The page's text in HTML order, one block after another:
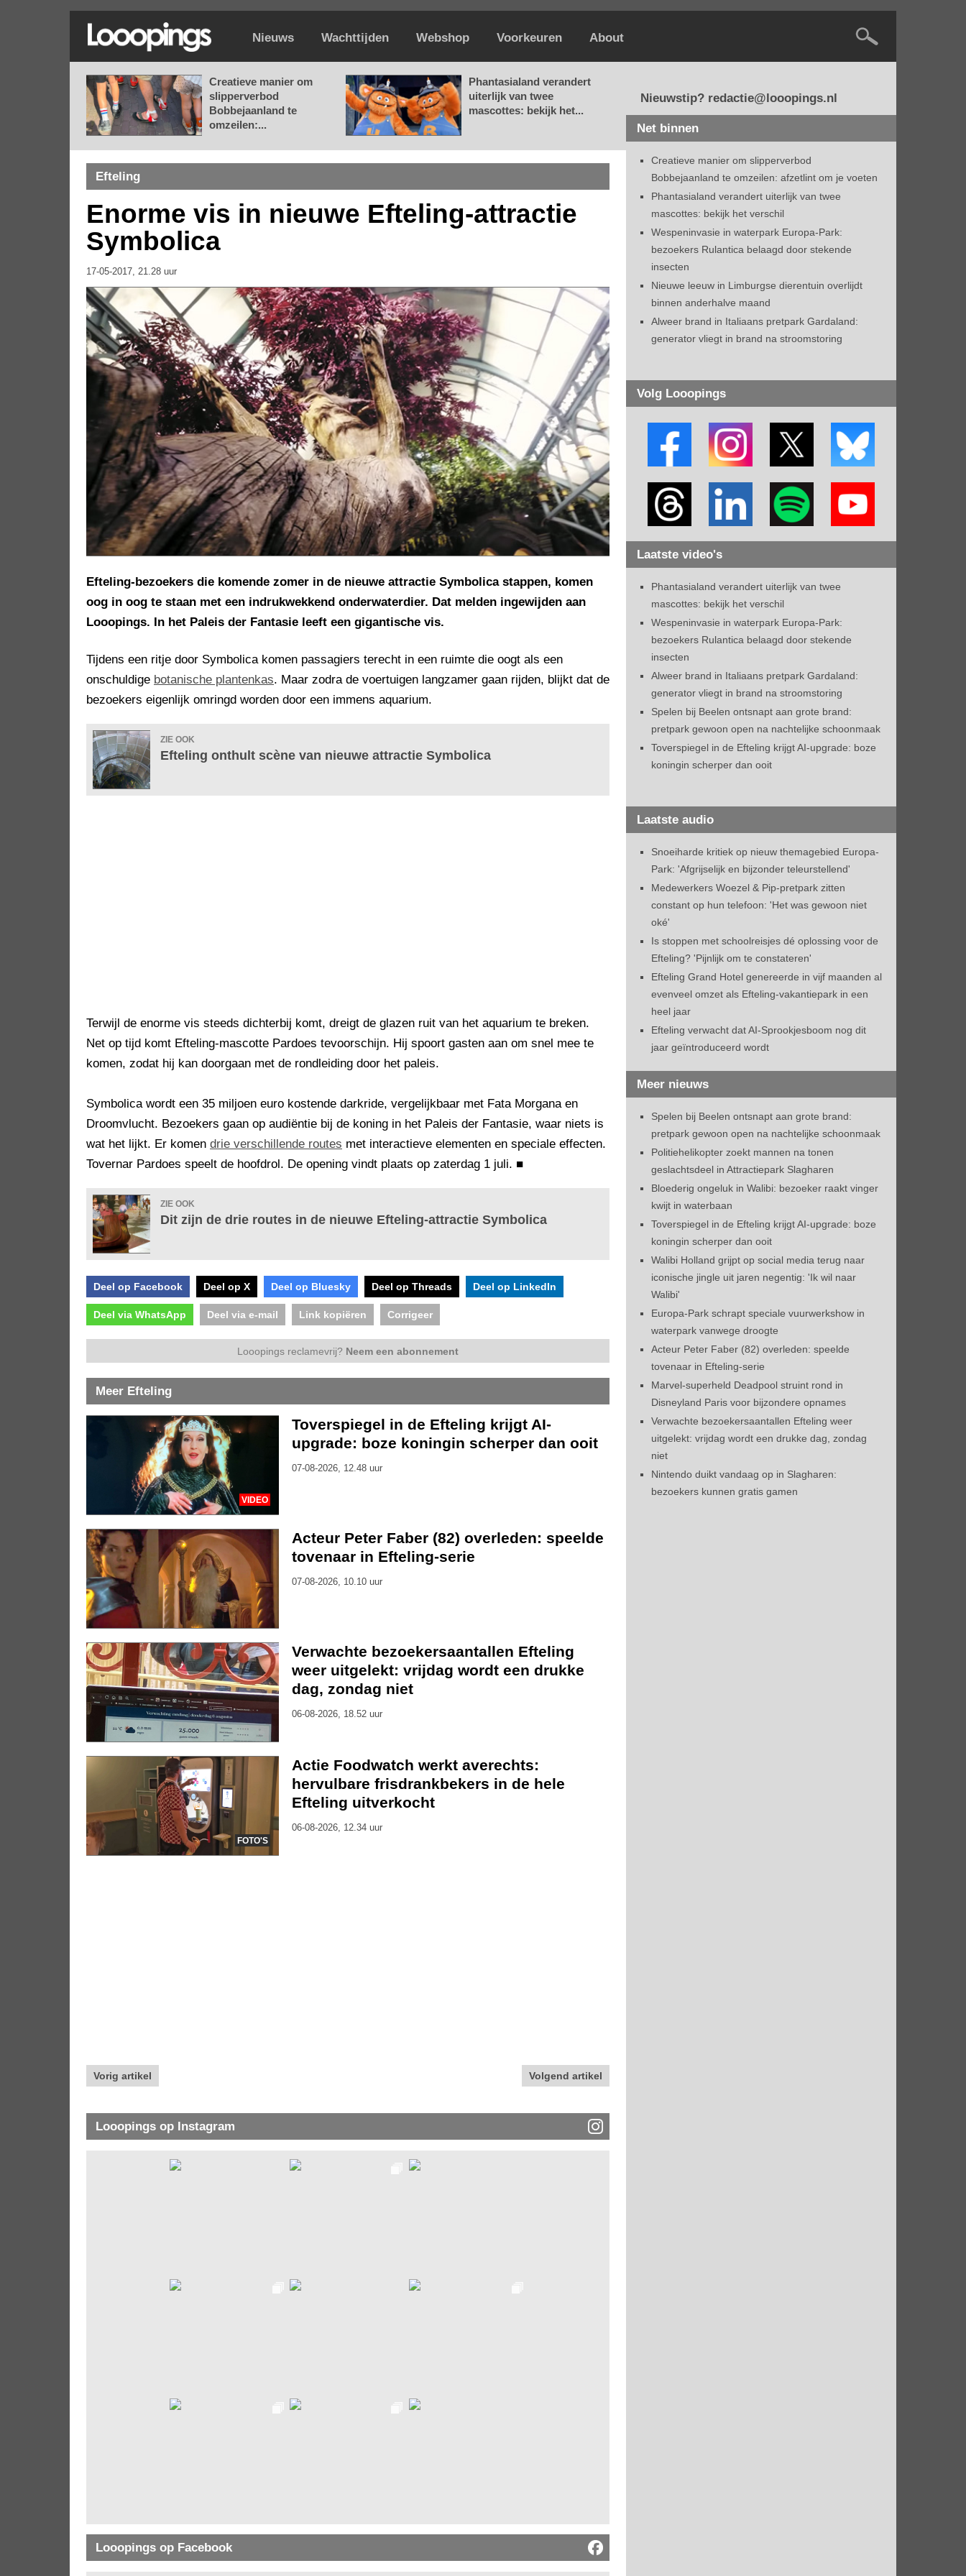
Nieuws Wachttijden Webshop Voorkeuren About
Creatieve manier om
slipperverbod
Bobbejaanland te
omzeilen:...
Phantasialand verandert
uiterlijk van twee
mascottes: bekijk het...
Efteling
Enorme vis in nieuwe Efteling-attractie
Symbolica
17-05-2017, 21.28 uur
Efteling-bezoekers die komende zomer in de nieuwe attractie Symbolica stappen, komen
oog in oog te staan met een indrukwekkend onderwaterdier. Dat melden ingewijden aan
Looopings. In het Paleis der Fantasie leeft een gigantische vis.
Tijdens een ritje door Symbolica komen passagiers terecht in een ruimte die oogt als een
onschuldige botanische plantenkas. Maar zodra de voertuigen langzamer gaan rijden, blijkt dat de
bezoekers eigenlijk omringd worden door een immens aquarium.
ZIE OOK
Efteling onthult scène van nieuwe attractie Symbolica
Terwijl de enorme vis steeds dichterbij komt, dreigt de glazen ruit van het aquarium te breken.
Net op tijd komt Efteling-mascotte Pardoes tevoorschijn. Hij spoort gasten aan om snel mee te
komen, zodat hij kan doorgaan met de rondleiding door het paleis.
Symbolica wordt een 35 miljoen euro kostende darkride, vergelijkbaar met Fata Morgana en
Droomvlucht. Bezoekers gaan op audiëntie bij de koning in het Paleis der Fantasie, waar niets is
wat het lijkt. Er komen drie verschillende routes met interactieve elementen en speciale effecten.
Tovernar Pardoes speelt de hoofdrol. De opening vindt plaats op zaterdag 1 juli. ■
ZIE OOK
Dit zijn de drie routes in de nieuwe Efteling-attractie Symbolica
Deel op Facebook Deel op X Deel op Bluesky Deel op Threads Deel op LinkedIn
Deel via WhatsApp Deel via e-mail Link kopiëren Corrigeer
Looopings reclamevrij? Neem een abonnement
Meer Efteling
VIDEO
Toverspiegel in de Efteling krijgt AI-
upgrade: boze koningin scherper dan ooit
07-08-2026, 12.48 uur
Acteur Peter Faber (82) overleden: speelde
tovenaar in Efteling-serie
07-08-2026, 10.10 uur
Verwachte bezoekersaantallen Efteling
weer uitgelekt: vrijdag wordt een drukke
dag, zondag niet
06-08-2026, 18.52 uur
FOTO'S
Actie Foodwatch werkt averechts:
hervulbare frisdrankbekers in de hele
Efteling uitverkocht
06-08-2026, 12.34 uur
Vorig artikel Volgend artikel
Looopings op Instagram
Looopings op Facebook
Nieuwstip? redactie@looopings.nl
Net binnen
Creatieve manier om slipperverbod
Bobbejaanland te omzeilen: afzetlint om je voeten
Phantasialand verandert uiterlijk van twee
mascottes: bekijk het verschil
Wespeninvasie in waterpark Europa-Park:
bezoekers Rulantica belaagd door stekende
insecten
Nieuwe leeuw in Limburgse dierentuin overlijdt
binnen anderhalve maand
Alweer brand in Italiaans pretpark Gardaland:
generator vliegt in brand na stroomstoring
Volg Looopings
Laatste video's
Phantasialand verandert uiterlijk van twee
mascottes: bekijk het verschil
Wespeninvasie in waterpark Europa-Park:
bezoekers Rulantica belaagd door stekende
insecten
Alweer brand in Italiaans pretpark Gardaland:
generator vliegt in brand na stroomstoring
Spelen bij Beelen ontsnapt aan grote brand:
pretpark gewoon open na nachtelijke schoonmaak
Toverspiegel in de Efteling krijgt AI-upgrade: boze
koningin scherper dan ooit
Laatste audio
Snoeiharde kritiek op nieuw themagebied Europa-
Park: 'Afgrijselijk en bijzonder teleurstellend'
Medewerkers Woezel & Pip-pretpark zitten
constant op hun telefoon: 'Het was gewoon niet
oké'
Is stoppen met schoolreisjes dé oplossing voor de
Efteling? 'Pijnlijk om te constateren'
Efteling Grand Hotel genereerde in vijf maanden al
evenveel omzet als Efteling-vakantiepark in een
heel jaar
Efteling verwacht dat AI-Sprookjesboom nog dit
jaar geïntroduceerd wordt
Meer nieuws
Spelen bij Beelen ontsnapt aan grote brand:
pretpark gewoon open na nachtelijke schoonmaak
Politiehelikopter zoekt mannen na tonen
geslachtsdeel in Attractiepark Slagharen
Bloederig ongeluk in Walibi: bezoeker raakt vinger
kwijt in waterbaan
Toverspiegel in de Efteling krijgt AI-upgrade: boze
koningin scherper dan ooit
Walibi Holland grijpt op social media terug naar
iconische jingle uit jaren negentig: 'Ik wil naar
Walibi'
Europa-Park schrapt speciale vuurwerkshow in
waterpark vanwege droogte
Acteur Peter Faber (82) overleden: speelde
tovenaar in Efteling-serie
Marvel-superheld Deadpool struint rond in
Disneyland Paris voor bijzondere opnames
Verwachte bezoekersaantallen Efteling weer
uitgelekt: vrijdag wordt een drukke dag, zondag
niet
Nintendo duikt vandaag op in Slagharen:
bezoekers kunnen gratis gamen